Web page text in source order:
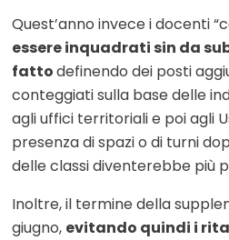
Quest’anno invece i docenti
essere inquadrati sin da
fattodefinendo dei posti
conteggiati sulla base delle
agli uffici territoriali e poi agli
presenza di spazi o di turni
delle classi diventerebbe più
Inoltre, il termine della
giugno, evitando quindi i